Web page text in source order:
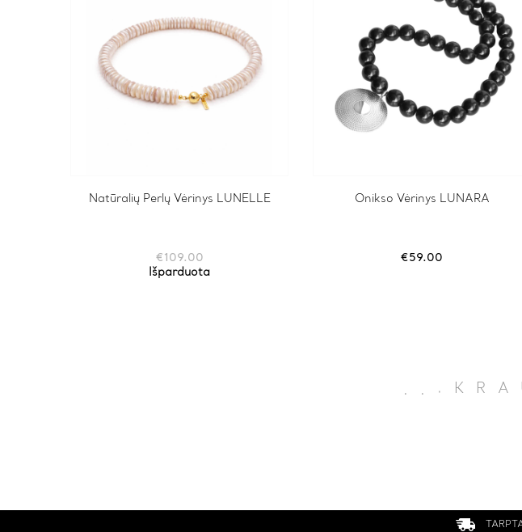
Natūralių Perlų Vėrinys LUNELLE
€ 109.00
Išparduota
Onikso Vėrinys LUNARA
€59.00